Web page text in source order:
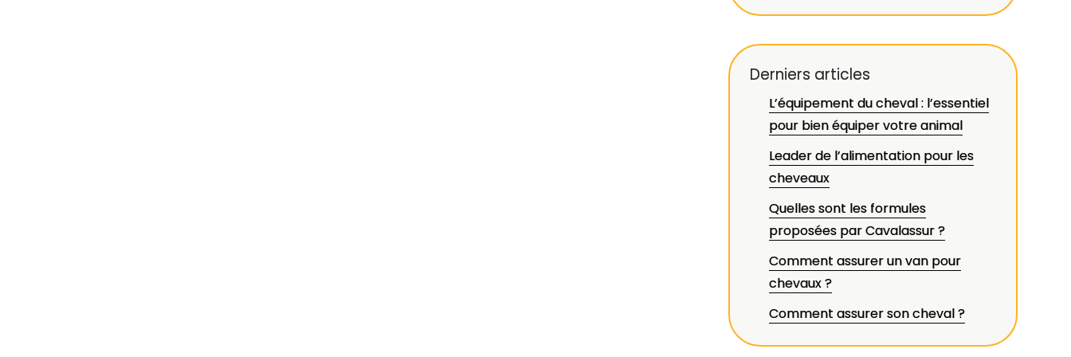
Derniers articles
L’équipement du cheval : l’essentiel
pour bien équiper votre animal
Leader de l’alimentation pour les
cheveaux
Quelles sont les formules
proposées par Cavalassur ?
Comment assurer un van pour
chevaux ?
Comment assurer son cheval ?